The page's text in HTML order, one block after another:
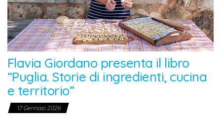
Flavia Giordano presenta il libro
“Puglia. Storie di ingredienti, cucina
e territorio”
17 Gennaio 2026